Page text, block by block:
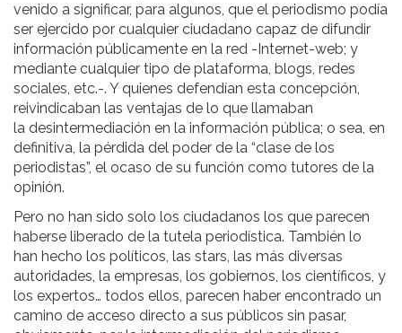
venido a significar, para algunos, que el periodismo podía
ser ejercido por cualquier ciudadano capaz de difundir
información públicamente en la red -Internet-web; y
mediante cualquier tipo de plataforma, blogs, redes
sociales, etc.-. Y quienes defendían esta concepción,
reivindicaban las ventajas de lo que llamaban
la desintermediación en la información pública; o sea, en
definitiva, la pérdida del poder de la “clase de los
periodistas”, el ocaso de su función como tutores de la
opinión.
Pero no han sido solo los ciudadanos los que parecen
haberse liberado de la tutela periodística. También lo
han hecho los políticos, las stars, las más diversas
autoridades, la empresas, los gobiernos, los científicos, y
los expertos… todos ellos, parecen haber encontrado un
camino de acceso directo a sus públicos sin pasar,